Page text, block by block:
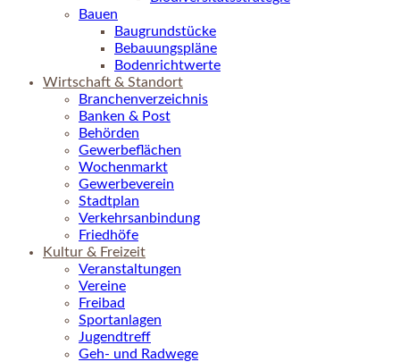
Bauen
Baugrundstücke
Bebauungspläne
Bodenrichtwerte
Wirtschaft & Standort
Branchenverzeichnis
Banken & Post
Behörden
Gewerbeflächen
Wochenmarkt
Gewerbeverein
Stadtplan
Verkehrsanbindung
Friedhöfe
Kultur & Freizeit
Veranstaltungen
Vereine
Freibad
Sportanlagen
Jugendtreff
Geh- und Radwege